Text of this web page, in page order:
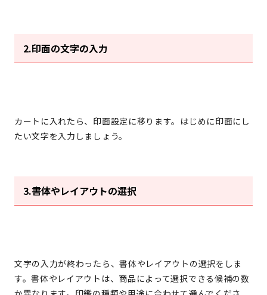
2.印面の文字の入力
カートに入れたら、印面設定に移ります。はじめに印面にし
たい文字を入力しましょう。
3.書体やレイアウトの選択
文字の入力が終わったら、書体やレイアウトの選択をしま
す。書体やレイアウトは、商品によって選択できる候補の数